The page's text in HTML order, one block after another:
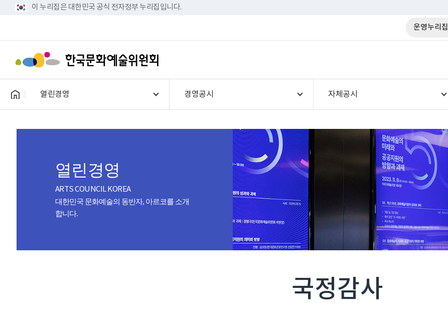
이 누리집은 대한민국 공식 전자정부 누리집입니다.
운영누리집
열린경영 경영공시 자체공시
열린경영
ARTS COUNCIL KOREA
대한민국 문화예술의 동반자, 아르코를 소개
합니다.
국정감사